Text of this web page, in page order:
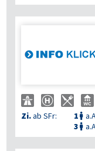
Zi.ab SFr: 1 
3 